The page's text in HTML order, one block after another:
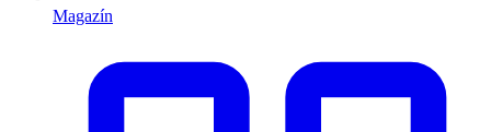
Magazín